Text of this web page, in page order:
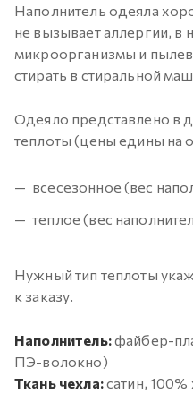
Наполнитель одеяла
не вызывает аллергии, в
микроорганизмы и
стирать в стиральной
Одеяло представлено в
теплоты (цены едины на
всесезонное (вес
теплое (вес
Нужный тип теплоты
к заказу.
Наполнитель:файбер-
ПЭ-волокно)
Ткань чехла:сатин, 100%